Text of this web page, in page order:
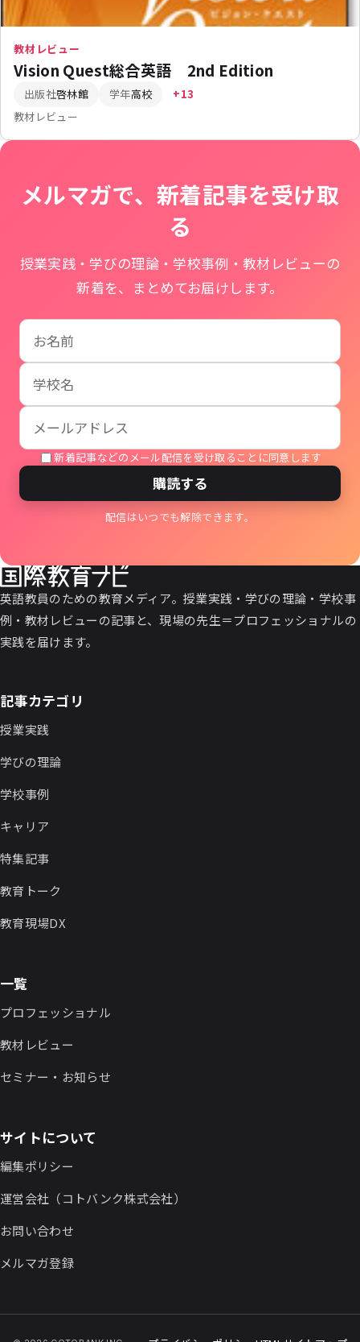
教材レビュー
Vision Quest総合英語 2nd Edition
出版社啓林館 学年高校 +13
教材レビュー
メルマガで、新着記事を受け取
る
授業実践・学びの理論・学校事例・教材レビューの
新着を、まとめてお届けします。
お名前
学校名
メールアドレス
新着記事などのメール配信を受け取ることに同意します
購読する
配信はいつでも解除できます。
英語教員のための教育メディア。授業実践・学びの理論・学校事
例・教材レビューの記事と、現場の先生＝プロフェッショナルの
実践を届けます。
記事カテゴリ
授業実践
学びの理論
学校事例
キャリア
特集記事
教育トーク
教育現場DX
一覧
プロフェッショナル
教材レビュー
セミナー・お知らせ
サイトについて
編集ポリシー
運営会社（コトバンク株式会社）
お問い合わせ
メルマガ登録